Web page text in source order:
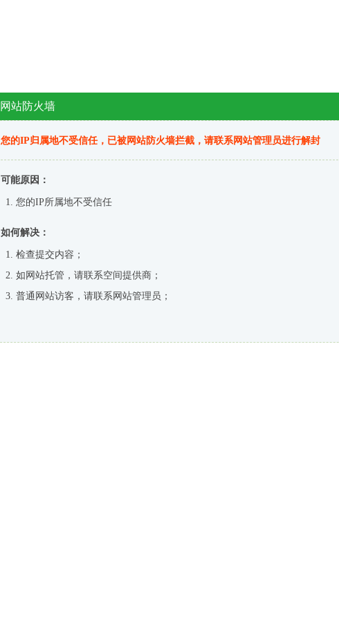
网站防火墙
您的IP归属地不受信任，已被网站防火墙拦截，请联系网站管理员进行解封
可能原因：
您的IP所属地不受信任
如何解决：
检查提交内容；
如网站托管，请联系空间提供商；
普通网站访客，请联系网站管理员；